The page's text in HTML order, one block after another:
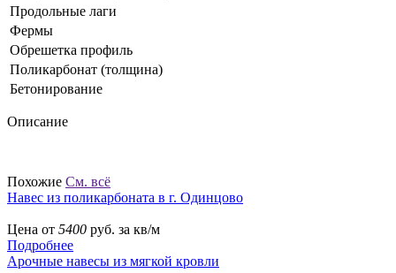
Продольные лаги
Фермы
Обрешетка профиль
Поликарбонат (толщина)
Бетонирование
Описание
Похожие См. всё
Навес из поликарбоната в г. Одинцово
Цена от 5400 руб. за кв/м
Подробнее
Арочные навесы из мягкой кровли